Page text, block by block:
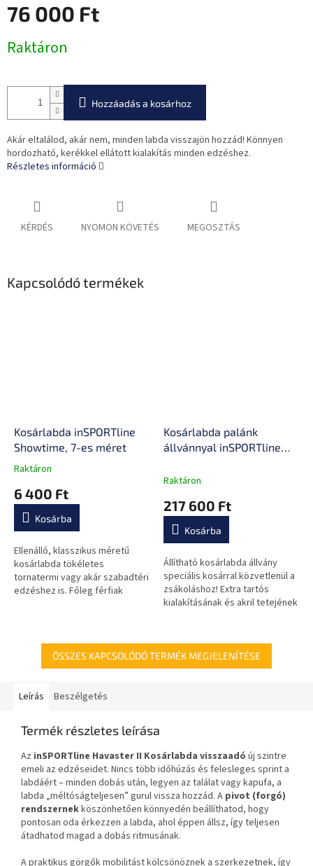
76 000 Ft
Raktáron
Hozzáadás a kosárhoz
Akár eltalálod, akár nem, minden labda visszajön hozzád! Könnyen
hordozható, kerékkel ellátott kialakítás minden edzéshez.
Részletes információ
KÉRDÉS NYOMON KÖVETÉS MEGOSZTÁS
Kapcsolódó termékek
Kosárlabda inSPORTline
Showtime, 7-es méret
A
átlagos
értékelése
0,0
csillag.
Raktáron
6 400 Ft
Kosárba
Ellenálló, klasszikus méretű
kosárlabda tökéletes
tornatermi vagy akár szabadtéri
edzéshez is. Főleg férfiak
Kosárlabda palánk
állvánnyal inSPORTline
Raktáron
217 600 Ft
Kosárba
Állítható kosárlabda állvány
speciális kosárral közvetlenül a
zsákoláshoz! Extra tartós
kialakításának és akril tetejének
ÖSSZES KAPCSOLÓDÓ TERMÉK MEGJELENÍTÉSE
Leírás Beszélgetés
Termék részletes leírása
Az inSPORTline Havaster II Kosárlabda visszaadó új szintre
emeli az edzéseidet. Nincs több időhúzás és felesleges sprint a
labdáért – minden dobás után, legyen az találat vagy kapufa, a
labda „méltóságteljesen” gurul vissza hozzád. A pivot (forgó)
rendszernekköszönhetően könnyedén beállíthatod, hogy
pontosan oda érkezzen a labda, ahol éppen állsz, így teljesen
átadhatod magad a dobás ritmusának.
A praktikus görgők mobilitást kölcsönöznek a szerkezetnek, így